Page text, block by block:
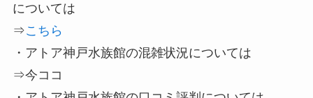
については
⇒こちら
・アトア神戸水族館の混雑状況については
⇒今ココ